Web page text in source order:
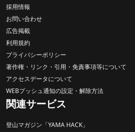
採用情報
お問い合わせ
広告掲載
利用規約
プライバシーポリシー
著作権・リンク・引用・免責事項等について
アクセスデータについて
WEBプッシュ通知の設定・解除方法
関連サービス
登山マガジン「YAMA HACK」